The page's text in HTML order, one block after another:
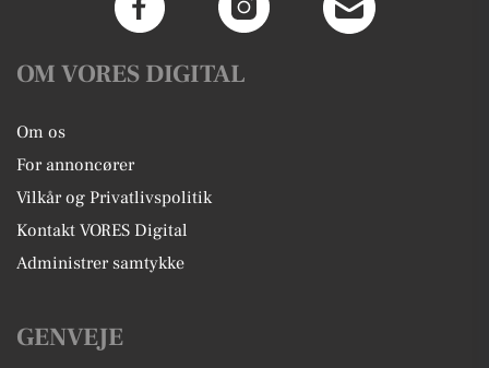
OM VORES DIGITAL
Om os
For annoncører
Vilkår og Privatlivspolitik
Kontakt VORES Digital
Administrer samtykke
GENVEJE